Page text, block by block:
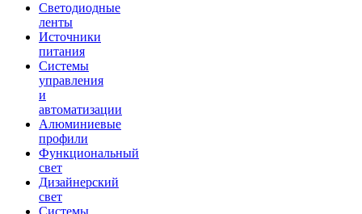
Светодиодные
ленты
Источники
питания
Системы
управления
и
автоматизации
Алюминиевые
профили
Функциональный
свет
Дизайнерский
свет
Системы